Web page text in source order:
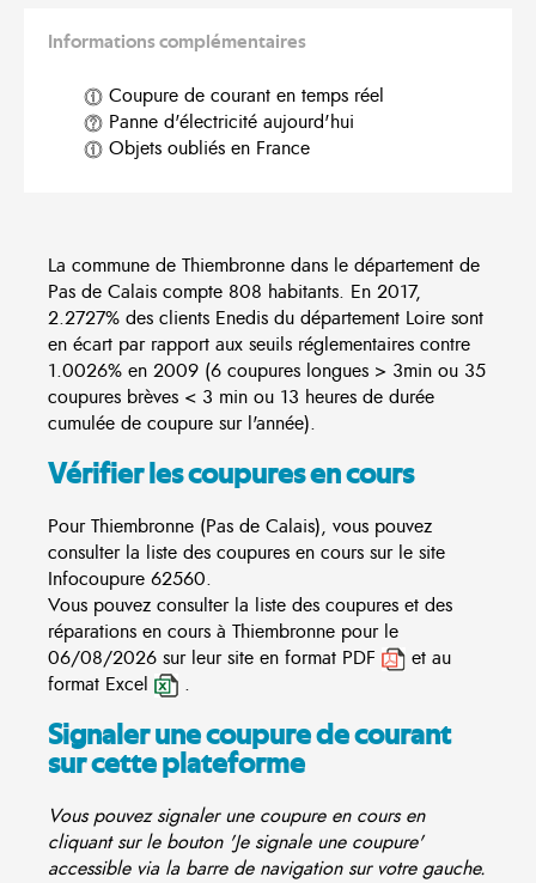
Informations complémentaires
Coupure de courant en temps réel
Panne d'électricité aujourd'hui
Objets oubliés en France
La commune de Thiembronne dans le département de
Pas de Calais compte 808 habitants. En 2017,
2.2727% des clients Enedis du département Loire sont
en écart par rapport aux seuils réglementaires contre
1.0026% en 2009 (6 coupures longues > 3min ou 35
coupures brèves < 3 min ou 13 heures de durée
cumulée de coupure sur l'année).
Vérifier les coupures en cours
Pour Thiembronne (Pas de Calais), vous pouvez
consulter la liste des coupures en cours sur le site
Infocoupure 62560.
Vous pouvez consulter la liste des coupures et des
réparations en cours à Thiembronne pour le
06/08/2026 sur leur site en format PDF
et au
format Excel
.
Signaler une coupure de courant
sur cette plateforme
Vous pouvez signaler une coupure en cours en
cliquant sur le bouton 'Je signale une coupure'
accessible via la barre de navigation sur votre gauche.